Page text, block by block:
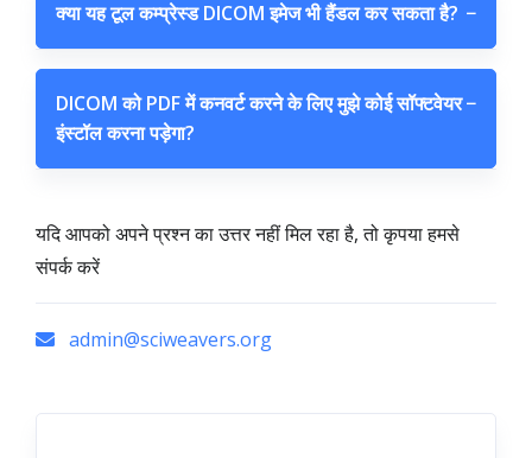
क्या यह टूल कम्प्रेस्ड DICOM इमेज भी हैंडल कर सकता है? −
DICOM को PDF में कनवर्ट करने के लिए मुझे कोई सॉफ्टवेयर
इंस्टॉल करना पड़ेगा?
−
यदि आपको अपने प्रश्न का उत्तर नहीं मिल रहा है, तो कृपया हमसे
संपर्क करें
admin@sciweavers.org